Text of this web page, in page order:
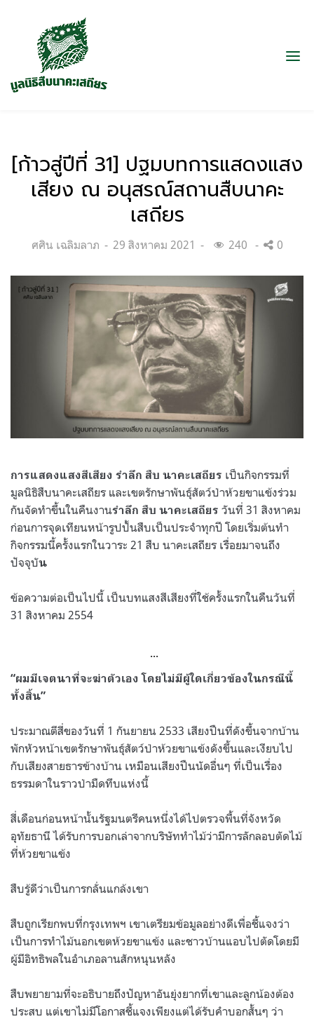
[ก้าวสู่ปีที่ 31] ปฐมบทการแสดงแสง
เสียง ณ อนุสรณ์สถานสืบนาคะ
เสถียร
Categories:
ศศิน เฉลิมลาภ
Posted
29 สิงหาคม 2021 240 0
การแสดงแสงสีเสียง รำลึก สืบ นาคะเสถียร เป็นกิจกรรมที่
มูลนิธิสืบนาคะเสถียร และเขตรักษาพันธุ์สัตว์ป่าห้วยขาแข้งร่วม
กันจัดทำขึ้นในคืนงานรำลึก สืบ นาคะเสถียร วันที่ 31 สิงหาคม
ก่อนการจุดเทียนหน้ารูปปั้นสืบเป็นประจำทุกปี โดยเริ่มต้นทำ
กิจกรรมนี้ครั้งแรกในวาระ 21 สืบ นาคะเสถียร เรื่อยมาจนถึง
ปัจจุบัน
ข้อความต่อเป็นไปนี้ เป็นบทแสงสีเสียงที่ใช้ครั้งแรกในคืนวันที่
31 สิงหาคม 2554
…
“ผมมีเจตนาที่จะฆ่าตัวเอง โดยไม่มีผู้ใดเกี่ยวข้องในกรณีนี้
ทั้งสิ้น”
ประมาณตีสี่ของวันที่ 1 กันยายน 2533 เสียงปืนที่ดังขึ้นจากบ้าน
พักหัวหน้าเขตรักษาพันธุ์สัตว์ป่าห้วยขาแข้งดังขึ้นและเงียบไป
กับเสียงสายธารข้างบ้าน เหมือนเสียงปืนนัดอื่นๆ ที่เป็นเรื่อง
ธรรมดาในราวป่ามืดทึบแห่งนี้
สี่เดือนก่อนหน้านั้นรัฐมนตรีคนหนึ่งได้ไปตรวจพื้นที่จังหวัด
อุทัยธานี ได้รับการบอกเล่าจากบริษัททำไม้ว่ามีการลักลอบตัดไม้
ที่ห้วยขาแข้ง
สืบรู้ดีว่าเป็นการกลั่นแกล้งเขา
สืบถูกเรียกพบที่กรุงเทพฯ เขาเตรียมข้อมูลอย่างดีเพื่อชี้แจงว่า
เป็นการทำไม้นอกเขตห้วยขาแข้ง และชาวบ้านแอบไปตัดโดยมี
ผู้มีอิทธิพลในอำเภอลานสักหนุนหลัง
สืบพยายามที่จะอธิบายถึงปัญหาอันยุ่งยากที่เขาและลูกน้องต้อง
ประสบ แต่เขาไม่มีโอกาสชี้แจงเพียงแต่ได้รับคำบอกสั้นๆ ว่า